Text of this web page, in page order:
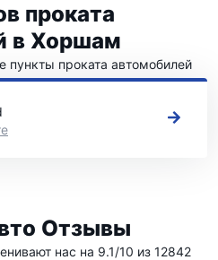
проката
в Хоршам
пункты проката автомобилей
Отзывы
нас на 9.1/10 из 12842